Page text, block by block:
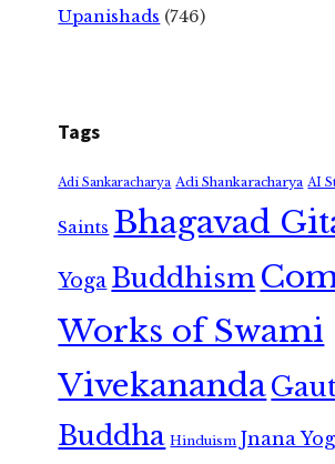
Upanishads (746)
Tags
Adi Sankaracharya Adi Shankaracharya AI
Saints Bhagavad
Yoga Buddhism
Works of Swami
Vivekananda
Buddha Hinduism Jnana